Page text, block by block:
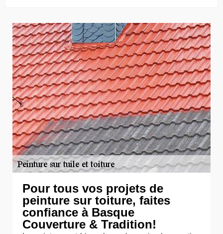
Pour tous vos projets de
peinture sur toiture, faites
confiance à Basque
Couverture & Tradition!